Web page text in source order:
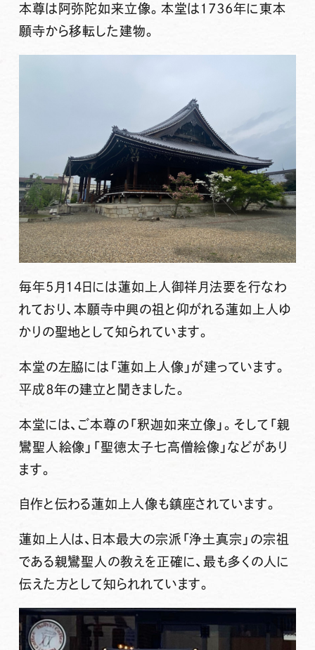
本尊は阿弥陀如来立像。本堂は1736年に東本
願寺から移転した建物。
毎年5月14日には蓮如上人御祥月法要を行なわ
れており、本願寺中興の祖と仰がれる蓮如上人ゆ
かりの聖地として知られています。
本堂の左脇には「蓮如上人像」が建っています。
平成８年の建立と聞きました。
本堂には、ご本尊の「釈迦如来立像」。そして「親
鸞聖人絵像」「聖徳太子七高僧絵像」などがあり
ます。
自作と伝わる蓮如上人像も鎮座されています。
蓮如上人は、日本最大の宗派「浄土真宗」の宗祖
である親鸞聖人の教えを正確に、最も多くの人に
伝えた方として知られれています。